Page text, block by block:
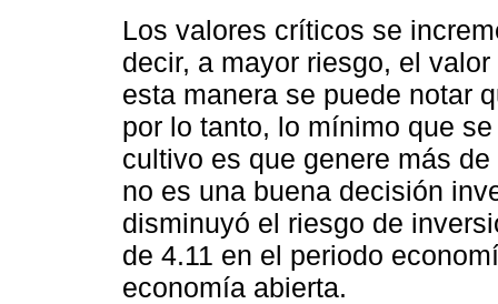
Los valores críticos se
decir, a mayor riesgo, el
esta manera se puede notar
por lo tanto, lo mínimo que
cultivo es que genere más
no es una buena decisión
disminuyó el riesgo de
de 4.11 en el periodo
economía abierta.